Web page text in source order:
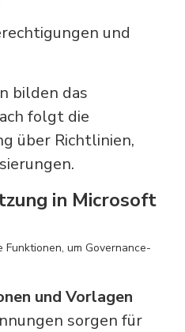
und
bilden das
folgt die
über Richtlinien,
in Microsoft
um Governance-
und Vorlagen
sorgen für